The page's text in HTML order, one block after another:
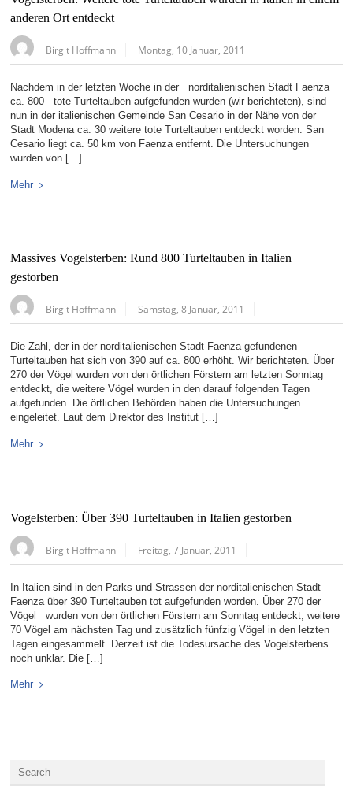
anderen Ort entdeckt
Birgit Hoffmann Montag, 10 Januar, 2011
Nachdem in der letzten Woche in der norditalienischen Stadt Faenza
ca. 800 tote Turteltauben aufgefunden wurden (wir berichteten), sind
nun in der italienischen Gemeinde San Cesario in der Nähe von der
Stadt Modena ca. 30 weitere tote Turteltauben entdeckt worden. San
Cesario liegt ca. 50 km von Faenza entfernt. Die Untersuchungen
wurden von […]
Mehr
Massives Vogelsterben: Rund 800 Turteltauben in Italien
gestorben
Birgit Hoffmann Samstag, 8 Januar, 2011
Die Zahl, der in der norditalienischen Stadt Faenza gefundenen
Turteltauben hat sich von 390 auf ca. 800 erhöht. Wir berichteten. Über
270 der Vögel wurden von den örtlichen Förstern am letzten Sonntag
entdeckt, die weitere Vögel wurden in den darauf folgenden Tagen
aufgefunden. Die örtlichen Behörden haben die Untersuchungen
eingeleitet. Laut dem Direktor des Institut […]
Mehr
Vogelsterben: Über 390 Turteltauben in Italien gestorben
Birgit Hoffmann Freitag, 7 Januar, 2011
In Italien sind in den Parks und Strassen der norditalienischen Stadt
Faenza über 390 Turteltauben tot aufgefunden worden. Über 270 der
Vögel wurden von den örtlichen Förstern am Sonntag entdeckt, weitere
70 Vögel am nächsten Tag und zusätzlich fünfzig Vögel in den letzten
Tagen eingesammelt. Derzeit ist die Todesursache des Vogelsterbens
noch unklar. Die […]
Mehr